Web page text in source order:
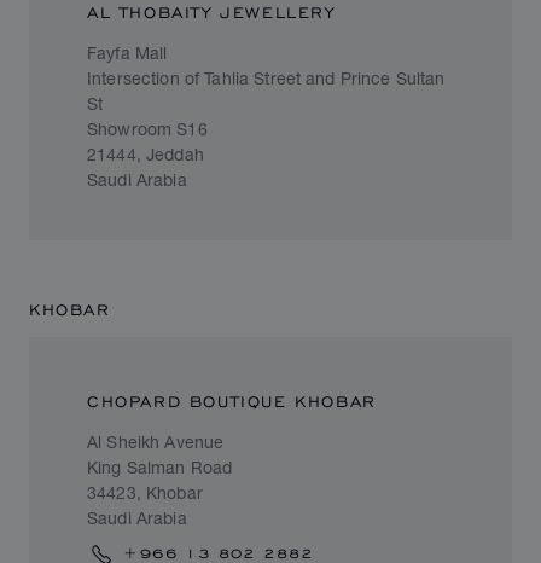
AL THOBAITY JEWELLERY
Fayfa Mall
Intersection of Tahlia Street and Prince Sultan
St
Showroom S16
21444, Jeddah
Saudi Arabia
KHOBAR
CHOPARD BOUTIQUE KHOBAR
Al Sheikh Avenue
King Salman Road
34423, Khobar
Saudi Arabia
+966 13 802 2882